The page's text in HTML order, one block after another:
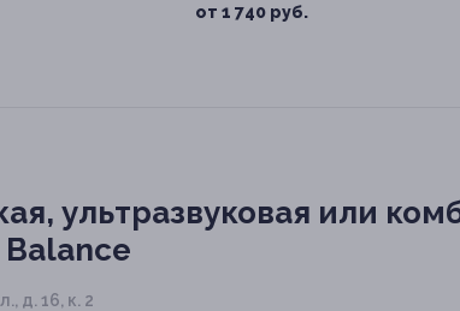
от 1 740 руб.
ультразвуковая или
д. 16, к. 2